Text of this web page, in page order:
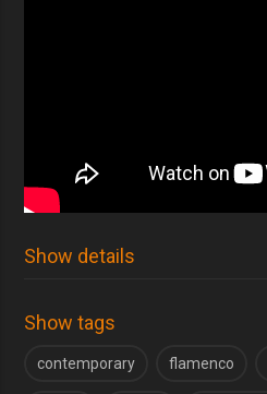
Show details
Show tags
contemporary flamenco